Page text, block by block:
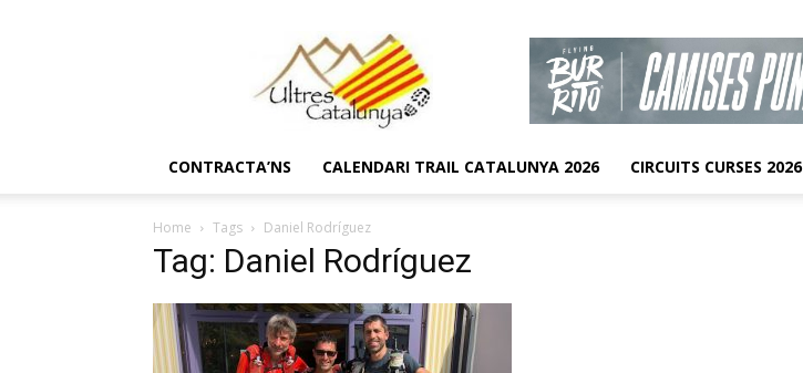
CONTRACTA’NS CALENDARI TRAIL CATALUNYA 2026 CIRCUITS CURSES 2026
Home Tags Daniel Rodríguez
Tag: Daniel Rodríguez